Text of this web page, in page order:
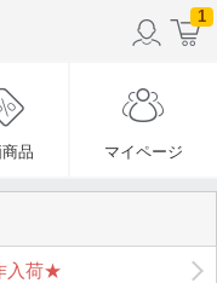
1
品 マイページ
入荷★